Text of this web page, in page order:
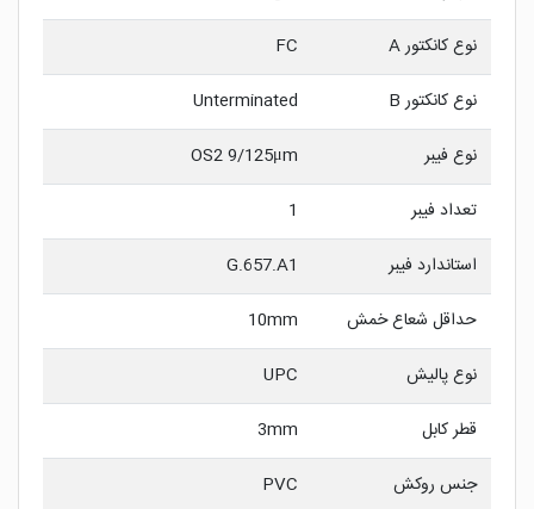
نوع کانکتور A
FC
نوع کانکتور B
Unterminated
نوع فیبر
OS2 9/125μm
تعداد فیبر
1
استاندارد فیبر
G.657.A1
حداقل شعاع خمش
10mm
نوع پالیش
UPC
قطر کابل
3mm
جنس روکش
PVC